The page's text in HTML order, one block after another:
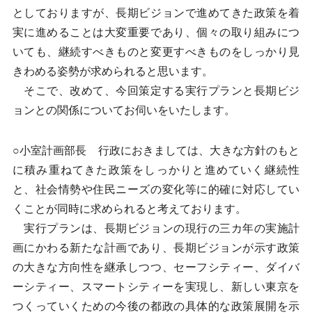
としておりますが、長期ビジョンで進めてきた政策を着
実に進めることは大変重要であり、個々の取り組みにつ
いても、継続すべきものと変更すべきものをしっかり見
きわめる姿勢が求められると思います。
そこで、改めて、今回策定する実行プランと長期ビジ
ョンとの関係についてお伺いをいたします。
○小室計画部長 行政におきましては、大きな方針のもと
に積み重ねてきた政策をしっかりと進めていく継続性
と、社会情勢や住民ニーズの変化等に的確に対応してい
くことが同時に求められると考えております。
実行プランは、長期ビジョンの現行の三カ年の実施計
画にかわる新たな計画であり、長期ビジョンが示す政策
の大きな方向性を継承しつつ、セーフシティー、ダイバ
ーシティー、スマートシティーを実現し、新しい東京を
つくっていくための今後の都政の具体的な政策展開を示